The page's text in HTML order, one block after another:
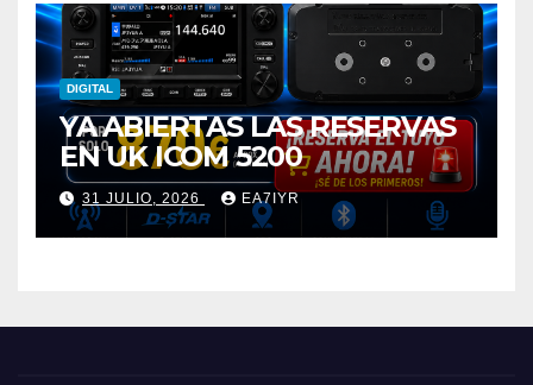
DIGITAL
YA ABIERTAS LAS RESERVAS
EN UK ICOM 5200
31 JULIO, 2026 EA7IYR